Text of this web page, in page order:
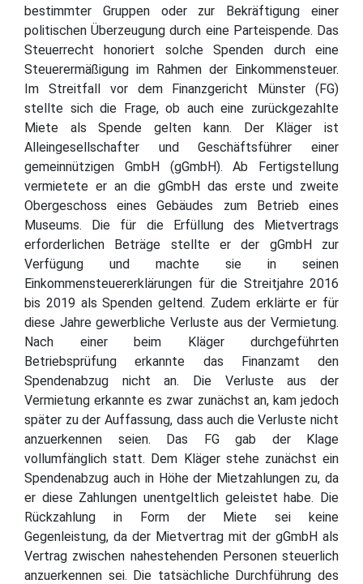
bestimmter Gruppen oder zur Bekräftigung einer
politischen Überzeugung durch eine Parteispende. Das
Steuerrecht honoriert solche Spenden durch eine
Steuerermäßigung im Rahmen der Einkommensteuer.
Im Streitfall vor dem Finanzgericht Münster (FG)
stellte sich die Frage, ob auch eine zurückgezahlte
Miete als Spende gelten kann. Der Kläger ist
Alleingesellschafter und Geschäftsführer einer
gemeinnützigen GmbH (gGmbH). Ab Fertigstellung
vermietete er an die gGmbH das erste und zweite
Obergeschoss eines Gebäudes zum Betrieb eines
Museums. Die für die Erfüllung des Mietvertrags
erforderlichen Beträge stellte er der gGmbH zur
Verfügung und machte sie in seinen
Einkommensteuererklärungen für die Streitjahre 2016
bis 2019 als Spenden geltend. Zudem erklärte er für
diese Jahre gewerbliche Verluste aus der Vermietung.
Nach einer beim Kläger durchgeführten
Betriebsprüfung erkannte das Finanzamt den
Spendenabzug nicht an. Die Verluste aus der
Vermietung erkannte es zwar zunächst an, kam jedoch
später zu der Auffassung, dass auch die Verluste nicht
anzuerkennen seien. Das FG gab der Klage
vollumfänglich statt. Dem Kläger stehe zunächst ein
Spendenabzug auch in Höhe der Mietzahlungen zu, da
er diese Zahlungen unentgeltlich geleistet habe. Die
Rückzahlung in Form der Miete sei keine
Gegenleistung, da der Mietvertrag mit der gGmbH als
Vertrag zwischen nahestehenden Personen steuerlich
anzuerkennen sei. Die tatsächliche Durchführung des